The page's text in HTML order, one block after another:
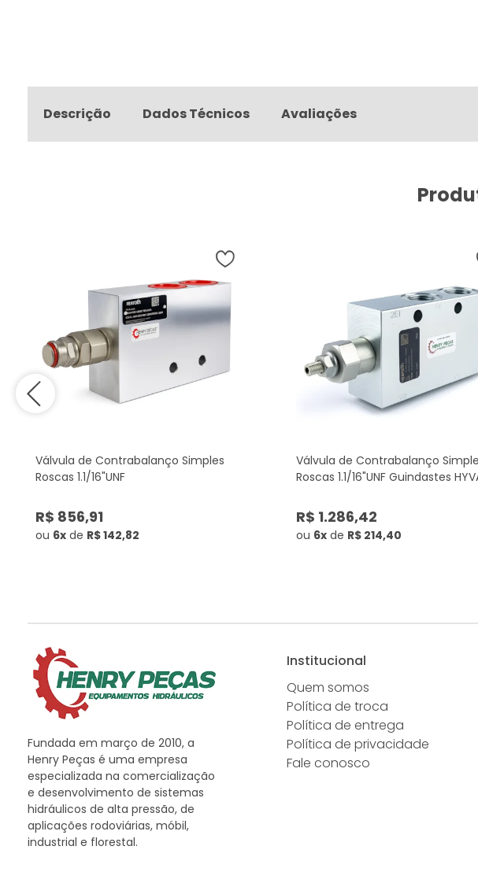
Descrição Dados Técnicos Avaliações
Válvula de Contrabalanço Simples
Roscas 1.1/16"UNF
R$ 856,91
ou 6x de R$ 142,82
Válvula de Contrabalanço
Roscas 1.1/16"UNF Guindastes
R$ 1.286,42
ou 6x de R$ 214,40
Fundada em março de 2010, a
Henry Peças é uma empresa
especializada na comercialização
e desenvolvimento de sistemas
hidráulicos de alta pressão, de
aplicações rodoviárias, móbil,
industrial e florestal.
Institucional
Quem somos
Política de troca
Política de entrega
Política de privacidade
Fale conosco